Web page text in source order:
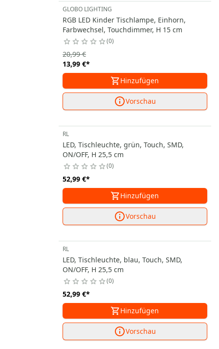
GLOBO LIGHTING
RGB LED Kinder Tischlampe, Einhorn,
Farbwechsel, Touchdimmer, H 15 cm
0
13,99 €*
20,99 €
Hinzufügen
Vorschau
RL
LED, Tischleuchte, grün, Touch, SMD,
ON/OFF, H 25,5 cm
0
52,99 €*
Hinzufügen
Vorschau
RL
LED, Tischleuchte, blau, Touch, SMD,
ON/OFF, H 25,5 cm
0
52,99 €*
Hinzufügen
Vorschau